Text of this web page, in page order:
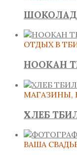
ШОКОЛАД
ОТДЫХ В
HOOKAH
МАГАЗИНЫ,
ХЛЕБ
ВАША